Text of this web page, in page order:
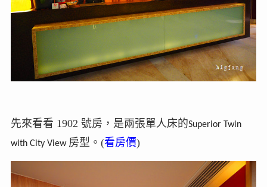
先來看看 1902 號房，是兩張單人床的Superior Twin
with City View 房型。(看房價)